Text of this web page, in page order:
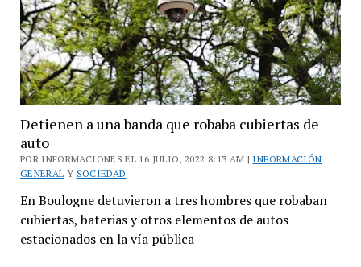
Detienen a una banda que robaba cubiertas de
auto
POR INFORMACIONES EL 16 JULIO, 2022 8:13 AM | INFORMACIÓN
GENERAL Y SOCIEDAD
En Boulogne detuvieron a tres hombres que robaban
cubiertas, baterias y otros elementos de autos
estacionados en la vía pública